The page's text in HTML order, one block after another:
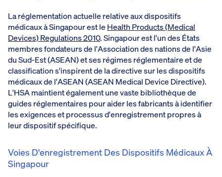
La réglementation actuelle relative aux dispositifs
médicaux à Singapour est le Health Products (Medical
Devices) Regulations 2010. Singapour est l'un des États
membres fondateurs de l'Association des nations de l'Asie
du Sud-Est (ASEAN) et ses régimes réglementaire et de
classification s'inspirent de la directive sur les dispositifs
médicaux de l'ASEAN (ASEAN Medical Device Directive).
L'HSA maintient également une vaste bibliothèque de
guides réglementaires pour aider les fabricants à identifier
les exigences et processus d'enregistrement propres à
leur dispositif spécifique.
Voies D'enregistrement Des Dispositifs Médicaux À
Singapour